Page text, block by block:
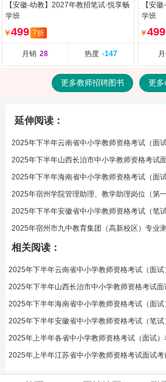
【安徽-幼教】2027年教招笔试·悦享畅
学班
￥499 7折
月销 28 热度 -147
【安
学班
￥499
更多教师招聘图书 更多
延伸阅读：
2025年下半年云南省中小学教师资格考试（面
2025年下半年山西长治市中小学教师资格考试
2025年下半年海南省中小学教师资格考试（面
提示
2025年宿州学院管理助理、教学助理岗位（第
告
2025年下半年安徽省中小学教师资格考试（笔
2025年宿州市九中教育集团（高新校区）专业
相关阅读：
2025年下半年云南省中小学教师资格考试（面
2025年下半年山西长治市中小学教师资格考试
2025年下半年海南省中小学教师资格考试（面
2025年下半年安徽省中小学教师资格考试（笔
2025年上半年各省中小学教师资格考试（面试）
2025年上半年江苏省中小学教师资格考试面试考